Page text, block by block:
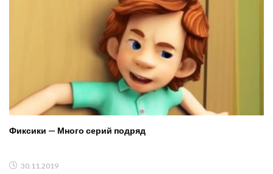
Фиксики — Много серий подряд
30.11.2019